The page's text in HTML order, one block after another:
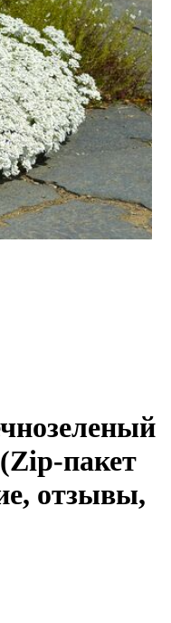
пакет
отзывы,